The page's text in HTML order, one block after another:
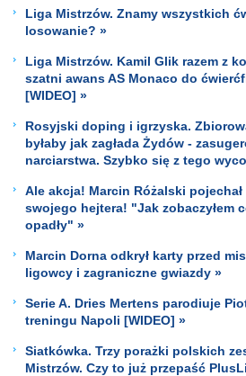
Liga Mistrzów. Znamy wszystkich
losowanie? »
Liga Mistrzów. Kamil Glik razem z
szatni awans AS Monaco do
[WIDEO] »
Rosyjski doping i igrzyska.
byłaby jak zagłada Żydów -
narciarstwa. Szybko się z tego
Ale akcja! Marcin Różalski
swojego hejtera! "Jak zobaczyłem
opadły" »
Marcin Dorna odkrył karty przed
ligowcy i zagraniczne gwiazdy »
Serie A. Dries Mertens parodiuje
treningu Napoli [WIDEO] »
Siatkówka. Trzy porażki polskich
Mistrzów. Czy to już przepaść